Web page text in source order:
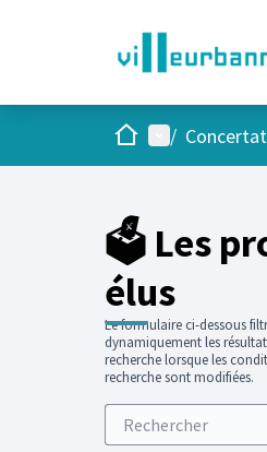
AccueilMenu
/
🗳️ Les
élus
Le formulaire ci-dessous
dynamiquement les
recherche lorsque les
recherche sont modifiées.